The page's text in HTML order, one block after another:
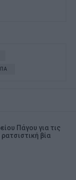
Πάγου για τις
βία